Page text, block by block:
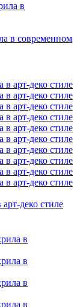
в современном
деко стиле